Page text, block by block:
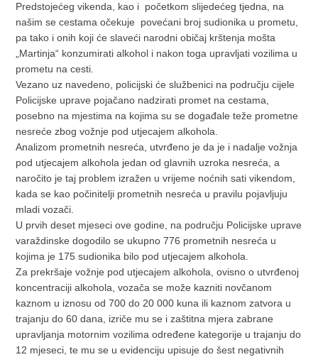
Predstojećeg vikenda, kao i početkom slijedećeg tjedna, na
našim se cestama očekuje povećani broj sudionika u prometu,
pa tako i onih koji će slaveći narodni običaj krštenja mošta
„Martinja“ konzumirati alkohol i nakon toga upravljati vozilima u
prometu na cesti.
Vezano uz navedeno, policijski će službenici na području cijele
Policijske uprave pojačano nadzirati promet na cestama,
posebno na mjestima na kojima su se događale teže prometne
nesreće zbog vožnje pod utjecajem alkohola.
Analizom prometnih nesreća, utvrđeno je da je i nadalje vožnja
pod utjecajem alkohola jedan od glavnih uzroka nesreća, a
naročito je taj problem izražen u vrijeme noćnih sati vikendom,
kada se kao počinitelji prometnih nesreća u pravilu pojavljuju
mladi vozači.
U prvih deset mjeseci ove godine, na području Policijske uprave
varaždinske dogodilo se ukupno 776 prometnih nesreća u
kojima je 175 sudionika bilo pod utjecajem alkohola.
Za prekršaje vožnje pod utjecajem alkohola, ovisno o utvrđenoj
koncentraciji alkohola, vozača se može kazniti novčanom
kaznom u iznosu od 700 do 20 000 kuna ili kaznom zatvora u
trajanju do 60 dana, izriče mu se i zaštitna mjera zabrane
upravljanja motornim vozilima određene kategorije u trajanju do
12 mjeseci, te mu se u evidenciju upisuje do šest negativnih